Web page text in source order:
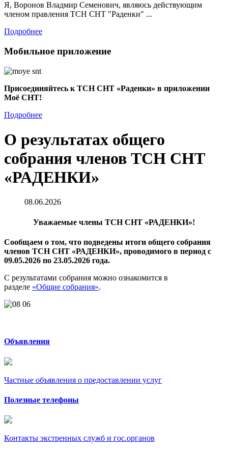
Я, Воронов Владмир Семенович, являюсь действующим
членом правления ТСН СНТ "Раденки" ...
Подробнее
Мобильное приложение
Присоединяйтесь к ТСН СНТ «Раденки» в приложении
Моё СНТ!
Подробнее
О результатах общего
собрания членов ТСН СНТ
«РАДЕНКИ»
08.06.2026
Уважаемые члены ТСН СНТ «РАДЕНКИ»!
Сообщаем о том, что подведены итоги общего собрания
членов ТСН СНТ «РАДЕНКИ», проводимого в период с
09.05.2026 по 23.05.2026 года.
С результатами собрания можно ознакомится в
разделе «Общие собрания».
Объявления
Частные объявления о предоставлении услуг
Полезные телефоны
Контакты экстренных служб и гос.органов